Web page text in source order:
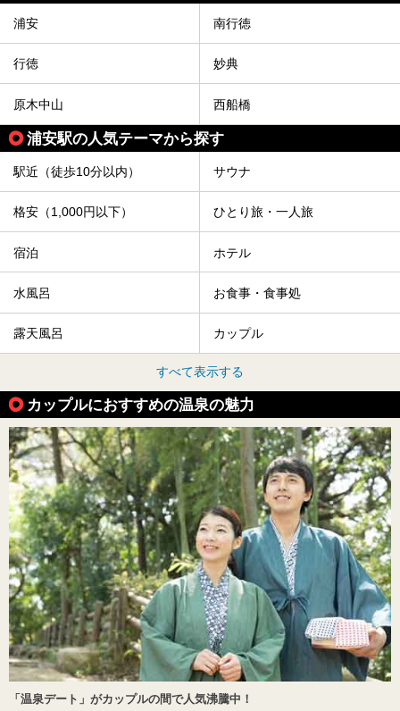
浦安 南行徳
行徳 妙典
原木中山 西船橋
浦安駅の人気テーマから探す
駅近（徒歩10分以内） サウナ
格安（1,000円以下） ひとり旅・一人旅
宿泊 ホテル
水風呂 お食事・食事処
露天風呂 カップル
すべて表示する
カップルにおすすめの温泉の魅力
「温泉デート」がカップルの間で人気沸騰中！